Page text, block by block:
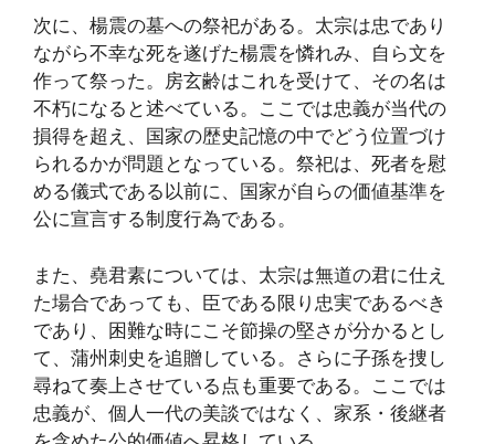
次に、楊震の墓への祭祀がある。太宗は忠であり
ながら不幸な死を遂げた楊震を憐れみ、自ら文を
作って祭った。房玄齢はこれを受けて、その名は
不朽になると述べている。ここでは忠義が当代の
損得を超え、国家の歴史記憶の中でどう位置づけ
られるかが問題となっている。祭祀は、死者を慰
める儀式である以前に、国家が自らの価値基準を
公に宣言する制度行為である。
また、堯君素については、太宗は無道の君に仕え
た場合であっても、臣である限り忠実であるべき
であり、困難な時にこそ節操の堅さが分かるとし
て、蒲州刺史を追贈している。さらに子孫を捜し
尋ねて奏上させている点も重要である。ここでは
忠義が、個人一代の美談ではなく、家系・後継者